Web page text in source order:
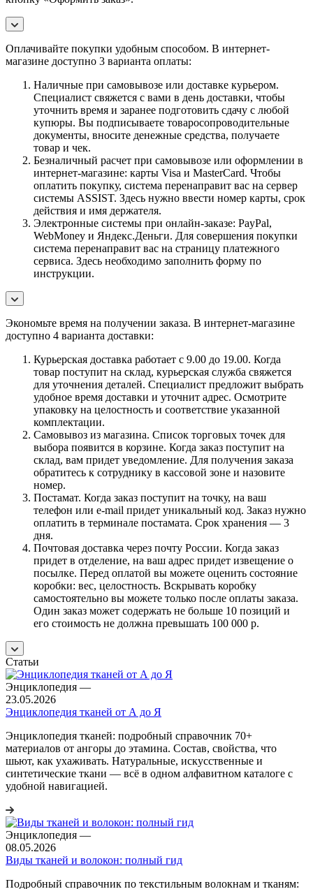
Оплачивайте покупки удобным способом. В интернет-
магазине доступно 3 варианта оплаты:
Наличные при самовывозе или доставке курьером.
Специалист свяжется с вами в день доставки, чтобы
уточнить время и заранее подготовить сдачу с любой
купюры. Вы подписываете товаросопроводительные
документы, вносите денежные средства, получаете
товар и чек.
Безналичный расчет при самовывозе или оформлении в
интернет-магазине: карты Visa и MasterCard. Чтобы
оплатить покупку, система перенаправит вас на сервер
системы ASSIST. Здесь нужно ввести номер карты, срок
действия и имя держателя.
Электронные системы при онлайн-заказе: PayPal,
WebMoney и Яндекс.Деньги. Для совершения покупки
система перенаправит вас на страницу платежного
сервиса. Здесь необходимо заполнить форму по
инструкции.
Экономьте время на получении заказа. В интернет-магазине
доступно 4 варианта доставки:
Курьерская доставка работает с 9.00 до 19.00. Когда
товар поступит на склад, курьерская служба свяжется
для уточнения деталей. Специалист предложит выбрать
удобное время доставки и уточнит адрес. Осмотрите
упаковку на целостность и соответствие указанной
комплектации.
Самовывоз из магазина. Список торговых точек для
выбора появится в корзине. Когда заказ поступит на
склад, вам придет уведомление. Для получения заказа
обратитесь к сотруднику в кассовой зоне и назовите
номер.
Постамат. Когда заказ поступит на точку, на ваш
телефон или e-mail придет уникальный код. Заказ нужно
оплатить в терминале постамата. Срок хранения — 3
дня.
Почтовая доставка через почту России. Когда заказ
придет в отделение, на ваш адрес придет извещение о
посылке. Перед оплатой вы можете оценить состояние
коробки: вес, целостность. Вскрывать коробку
самостоятельно вы можете только после оплаты заказа.
Один заказ может содержать не больше 10 позиций и
его стоимость не должна превышать 100 000 р.
Статьи
Энциклопедия —
23.05.2026
Энциклопедия тканей от А до Я
Энциклопедия тканей: подробный справочник 70+
материалов от ангоры до этамина. Состав, свойства, что
шьют, как ухаживать. Натуральные, искусственные и
синтетические ткани — всё в одном алфавитном каталоге с
удобной навигацией.
Энциклопедия —
08.05.2026
Виды тканей и волокон: полный гид
Подробный справочник по текстильным волокнам и тканям: